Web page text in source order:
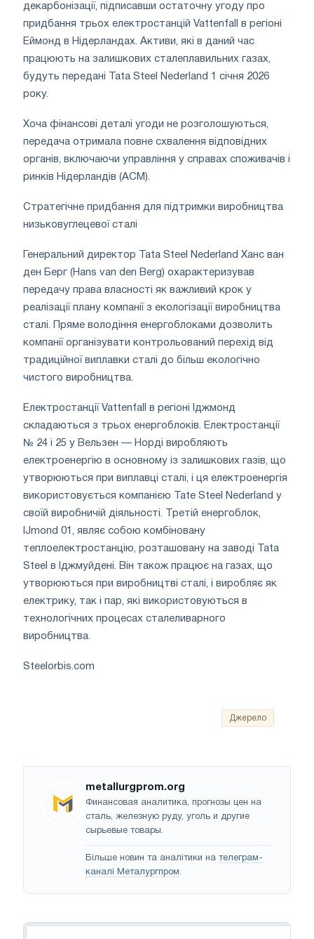
декарбонізації, підписавши остаточну угоду про
придбання трьох електростанцій Vattenfall в регіоні
Еймонд в Нідерландах. Активи, які в даний час
працюють на залишкових сталеплавильних газах,
будуть передані Tata Steel Nederland 1 січня 2026
року.
Хоча фінансові деталі угоди не розголошуються,
передача отримала повне схвалення відповідних
органів, включаючи управління у справах споживачів і
ринків Нідерландів (ACM).
Стратегічне придбання для підтримки виробництва
низьковуглецевої сталі
Генеральний директор Tata Steel Nederland Ханс ван
ден Берг (Hans van den Berg) охарактеризував
передачу права власності як важливий крок у
реалізації плану компанії з екологізації виробництва
сталі. Пряме володіння енергоблоками дозволить
компанії організувати контрольований перехід від
традиційної виплавки сталі до більш екологічно
чистого виробництва.
Електростанції Vattenfall в регіоні Іджмонд
складаються з трьох енергоблоків. Електростанції
№ 24 і 25 у Вельзен — Норді виробляють
електроенергію в основному із залишкових газів, що
утворюються при виплавці сталі, і ця електроенергія
використовується компанією Tate Steel Nederland у
своїй виробничій діяльності. Третій енергоблок,
IJmond 01, являє собою комбіновану
теплоелектростанцію, розташовану на заводі Tata
Steel в Іджмуйдені. Він також працює на газах, що
утворюються при виробництві сталі, і виробляє як
електрику, так і пар, які використовуються в
технологічних процесах сталеливарного
виробництва.
Steelorbis.com
Джерело
metallurgprom.org
Финансовая аналитика, прогнозы цен на
сталь, железную руду, уголь и другие
сырьевые товары.
Більше новин та аналітики на телеграм-
каналі Металургпром.